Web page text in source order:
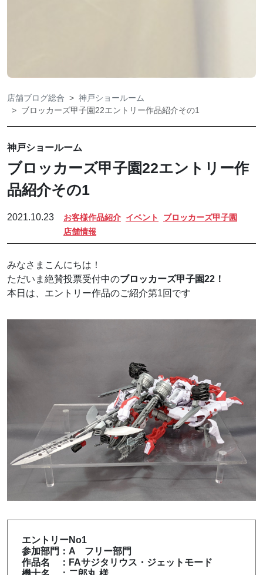
店舗ブログ総合
神戸ショールーム
ブロッカーズ甲子園22エントリー作品紹介その1
神戸ショールーム
ブロッカーズ甲子園22エントリー作
品紹介その1
2021.10.23 お客様作品紹介 イベント
ブロッカーズ甲子園
店舗情報
みなさまこんにちは！
ただいま絶賛投票受付中のブロッカーズ甲子園22！
本日は、エントリー作品のご紹介第1回です
エントリーNo1
参加部門：A フリー部門
作品名 ：FAサジタリウス・ジェットモード